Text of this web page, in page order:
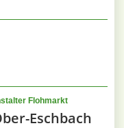
Flohmarkt
Eschbach